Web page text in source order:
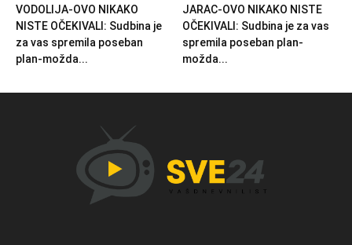
VODOLIJA-OVO NIKAKO
NISTE OČEKIVALI: Sudbina je
za vas spremila poseban
plan-možda...
JARAC-OVO NIKAKO NISTE
OČEKIVALI: Sudbina je za vas
spremila poseban plan-
možda...